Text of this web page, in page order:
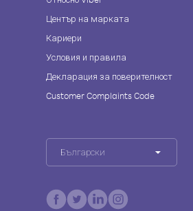
Център на марката
Кариери
Условия и правила
Декларация за поверителност
Customer Complaints Code
Български